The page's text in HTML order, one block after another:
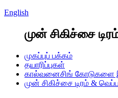
English
முன் சிகிச்சை
முகப்புப் பக்கம்
தயாரிப்புகள்
கால்வனைசிங் கோடுகளை
முன் சிகிச்சை டிரம் &